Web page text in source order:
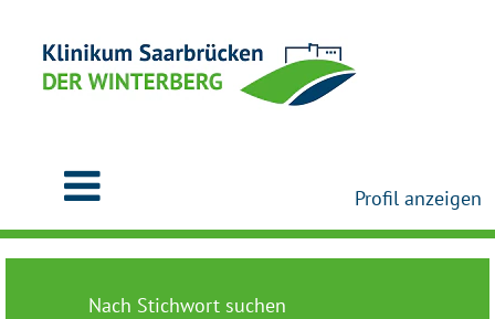
Profil anzeigen
Nach Stichwort suchen